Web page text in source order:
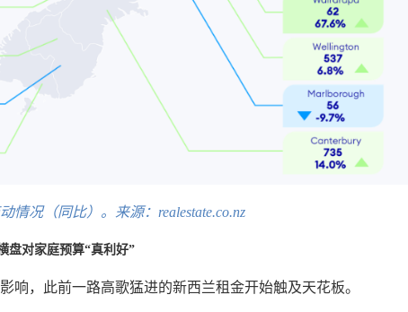
情况（同比）。来源：realestate.co.nz
盘对家庭预算“真利好”
响，此前一路高歌猛进的新西兰租金开始触及天花板。